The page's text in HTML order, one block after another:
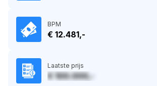
BPM
€ 12.481,-
Laatste prijs
€ 100.000,-